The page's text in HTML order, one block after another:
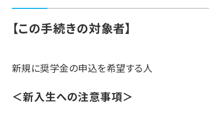
【この手続きの対象者】
新規に奨学金の申込を希望する人
＜新入生への注意事項＞